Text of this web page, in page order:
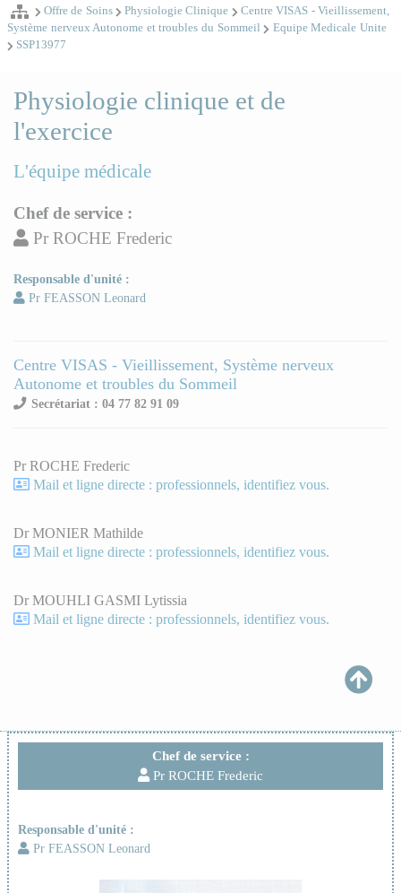
Offre de Soins Physiologie Clinique
Centre VISAS - Vieillissement,
Système nerveux Autonome et troubles du Sommeil
Equipe Medicale Unite
SSP13977
Chef de service :
Pr ROCHE Frederic
Responsable d'unité :
Pr FEASSON Leonard
Physiologie clinique et de
l'exercice
L'équipe médicale
Chef de service :
Pr ROCHE Frederic
Responsable d'unité :
Pr FEASSON Leonard
Centre VISAS - Vieillissement, Système nerveux
Autonome et troubles du Sommeil
Secrétariat : 04 77 82 91 09
Pr ROCHE Frederic
Mail et ligne directe : professionnels, identifiez vous.
Dr MONIER Mathilde
Mail et ligne directe : professionnels, identifiez vous.
Dr MOUHLI GASMI Lytissia
Mail et ligne directe : professionnels, identifiez vous.